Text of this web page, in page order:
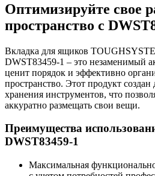
Оптимизируйте свое
пространство с
Вкладка для ящиков
DWST83459-1 – это незаменимый
ценит порядок и эффективно
пространство. Этот продукт
хранения инструментов, что
аккуратно размещать свои вещи.
Преимущества
DWST83459-1
Максимальная